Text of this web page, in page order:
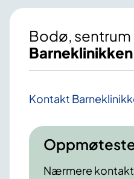
Bodø, sentrum
Barneklinikken
Kontakt
Nærmere